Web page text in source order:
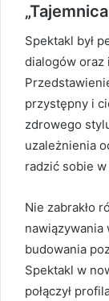
Spektakl był
dialogów oraz
przystępny i
zdrowego
uzależnienia
radzić sobie
Nie zabrakło
nawiązywania
budowania
Spektakl w
połączył